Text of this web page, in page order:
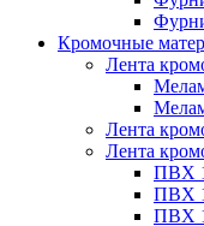
Кромочные
Лента
Лента
Лента
ПВХ
ПВХ
ПВХ